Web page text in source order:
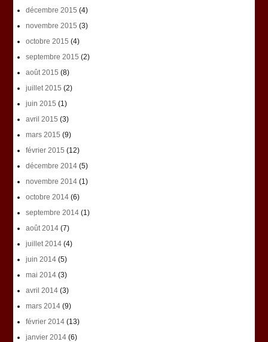
décembre 2015 (4)
novembre 2015 (3)
octobre 2015 (4)
septembre 2015 (2)
août 2015 (8)
juillet 2015 (2)
juin 2015 (1)
avril 2015 (3)
mars 2015 (9)
février 2015 (12)
décembre 2014(5)
novembre 2014(1)
octobre 2014(6)
septembre 2014(1)
août 2014(7)
juillet 2014(4)
juin 2014(5)
mai 2014(3)
avril 2014(3)
mars 2014(9)
février 2014(13)
janvier 2014(6)